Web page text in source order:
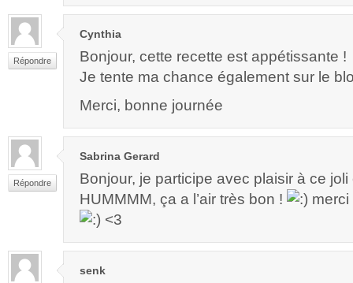
Répondre
Cynthia
Bonjour, cette recette est appétissante !
Je tente ma chance également sur le
Merci, bonne journée
Répondre
Sabrina Gerard
Bonjour, je participe avec plaisir à ce
HUMMMM, ça a l’air très bon !
<3
senk